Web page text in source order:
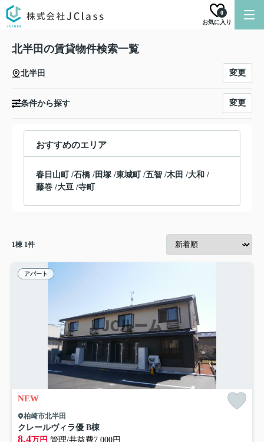
お気に入り
0
北半田の賃貸物件検索一覧
北半田 変更
条件から探す 変更
おすすめのエリア
春日山町 /石橋 /田塚 /東城町 /五智 /木田 /大和 /
藤巻 /大豆 /寺町
1棟 1件
アパート
NEW
柏崎市北半田
クレールヴィラ優 B棟
8.4万円 管理/共益費7,000円